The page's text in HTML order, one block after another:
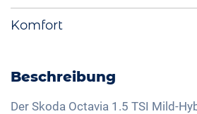
Start-Stop Funktion
Aussenspiegel elektrisch
LED-Rückleuchten
Licht- und Regensensor
Spurhalteassistent
Head-Up Display
Freisprechanlage
Soundsystem
Komfort
Elektrische Heckklappe
Beschreibung
Der Skoda Octavia 1.5 TSI Mild-